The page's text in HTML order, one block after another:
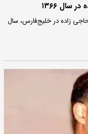
۱۳۶۶
زاده در خلیج‌فارس، سال